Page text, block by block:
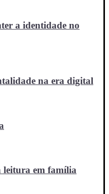
a identidade no
na era digital
em família